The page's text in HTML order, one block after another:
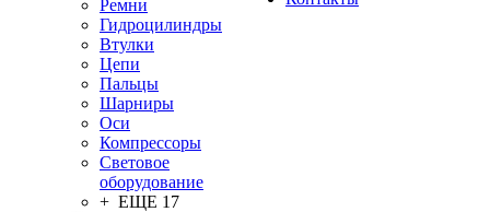
Ремни
Гидроцилиндры
Втулки
Цепи
Пальцы
Шарниры
Оси
Компрессоры
Световое
оборудование
+ ЕЩЕ 17